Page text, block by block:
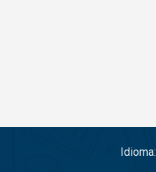
Idioma: